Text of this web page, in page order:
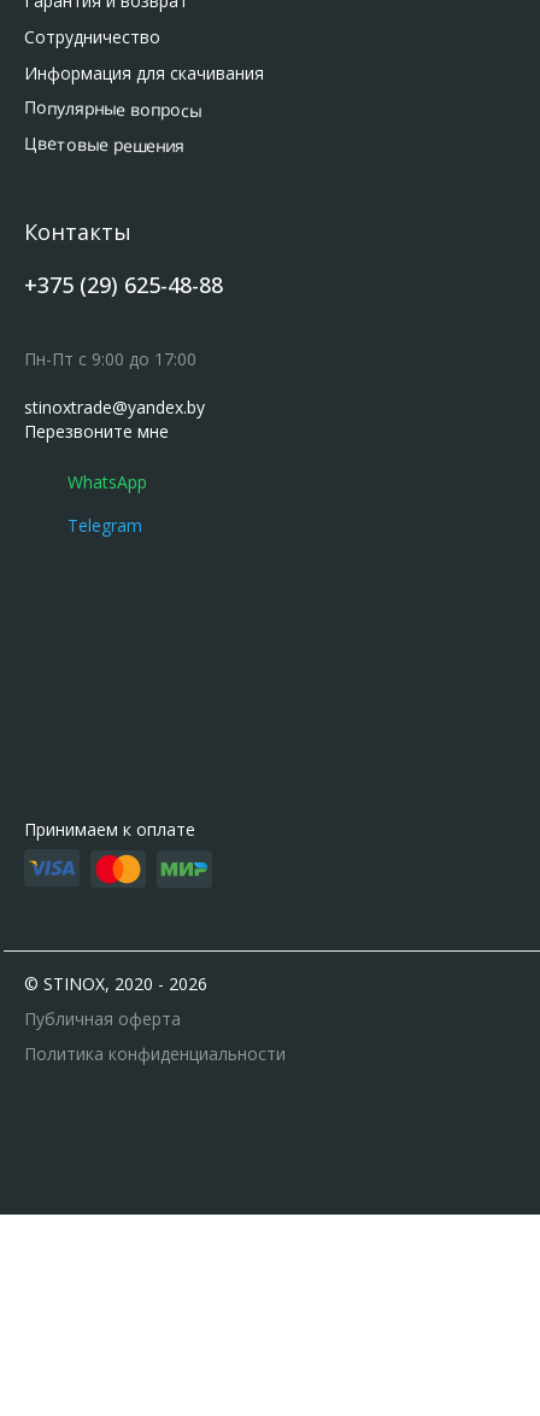
+375 (29) 625-48-88
Перезвоните мне
Сотрудничество
Информация для скачивания
Популярные вопросы
Публичная оферта
Политика конфиденциальности
© STINOX, 2020 - 2026
Пн-Пт с 9:00 до 17:00
Контакты
Принимаем к оплате
WhatsApp
Telegram
Цветовые решения
stinoxtrade@yandex.by